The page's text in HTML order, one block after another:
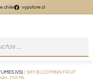
vypstore.cl
(VS)/ SKY BLOOMING FRUIT